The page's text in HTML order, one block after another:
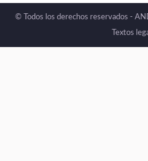
© Todos los derechos reservados -
Textos